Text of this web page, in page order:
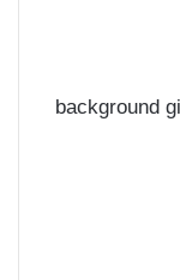
background